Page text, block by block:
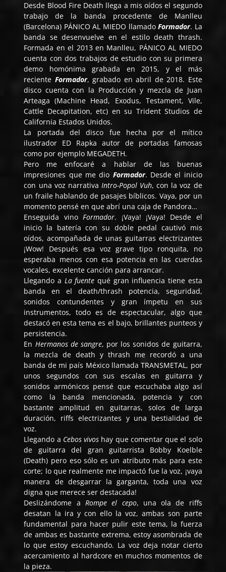
Desde Blood Fire Death llega a mis oídos el segundo
trabajo de la banda procedente de Manlleu
(Barcelona) PÁNICO AL MIEDO llamadoFormador. La
banda se desenvuelve en el estilo death thrash.
Formada en el 2013 en Manlleu, PÁNICO AL MIEDO
cuenta con dos trabajos de estudio con su primera
demo homónima grabada en 2015, y el más
reciente Formador, grabado en abril de 2018. Este
disco cuenta con la Producción y mezcla de Juan
Arteaga (Machine Head, Exodus, Testament, Vile,
Cattle Decapitation, etc) en su Trident Studios de
California Estados Unidos.
La portada del disco fue hecha por el mítico
ilustrador ED Rapka autor de portadas famosas
como por ejemplo MEGADETH.
Pero me enfocaré a hablar de las buenas
impresiones que me dio Formador. Desde el inicio
con una voz narrativa Intro-Popol Vuh, con la voz de
un fraile hablando de pasajes bíblicos. Vaya, por un
momento pensé en que abrí una caja de Pandora…
Enseguida vinoFormador. ¡Vaya! ¡Vaya! Desde el
inicio la batería con su doble pedal cautivó mis
oídos, acompañada de unas guitarras electrizantes
¡Wow! Después esa voz grave tipo ronquita, no
esperaba menos con esa potencia en las cuerdas
vocales, excelente canción para arrancar.
Llegando a La fuente qué gran influencia tiene esta
banda en el death/thrash potencia, seguridad,
sonidos contundentes y gran ímpetu en sus
instrumentos, todo es de espectacular, algo que
destacó en esta tema es el bajo, brillantes punteos y
persistencia.
En Hermanos de sangre, por los sonidos de guitarra,
la mezcla de death y thrash me recordó a una
banda de mi país México llamada TRANSMETAL, por
unos segundos con sus escalas en guitarra y
sonidos armónicos pensé que escuchaba algo así
como la banda mencionada, potencia y con
bastante amplitud en guitarras, solos de larga
duración, riffs electrizantes y una bestialidad de
voz.
Llegando a Cebos vivos hay que comentar que el solo
de guitarra del gran guitarrista Bobby Koelble
(Death) pero eso sólo es un atributo más para este
corte; lo que realmente me impactó fue la voz, ¡vaya
manera de desgarrar la garganta, toda una voz
digna que merece ser destacada!
Deslizándome a Rompe el cepo, una ola de riffs
desatan la ira y con ello la voz, ambas son parte
fundamental para hacer pulir este tema, la fuerza
de ambas es bastante extrema, estoy asombrada de
lo que estoy escuchando. La voz deja notar cierto
acercamiento al hardcore en muchos momentos de
la pieza.